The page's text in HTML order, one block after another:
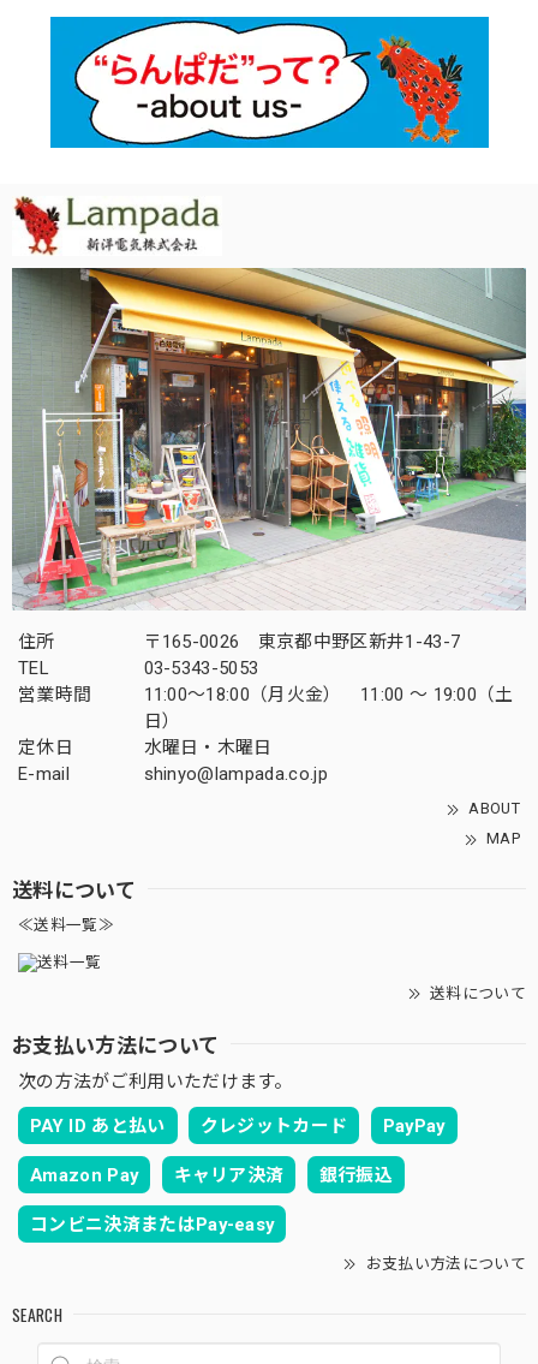
住所
〒165-0026 東京都中野区新井1-43-7
TEL
03-5343-5053
営業時間
11:00～18:00（月火金） 11:00 ～ 19:00（土
日）
定休日
水曜日・木曜日
E-mail
shinyo@lampada.co.jp
ABOUT
MAP
送料について
≪送料一覧≫
送料について
お支払い方法について
次の方法がご利用いただけます。
PAY ID あと払い クレジットカード PayPay
Amazon Pay キャリア決済 銀行振込
コンビニ決済またはPay-easy
お支払い方法について
SEARCH